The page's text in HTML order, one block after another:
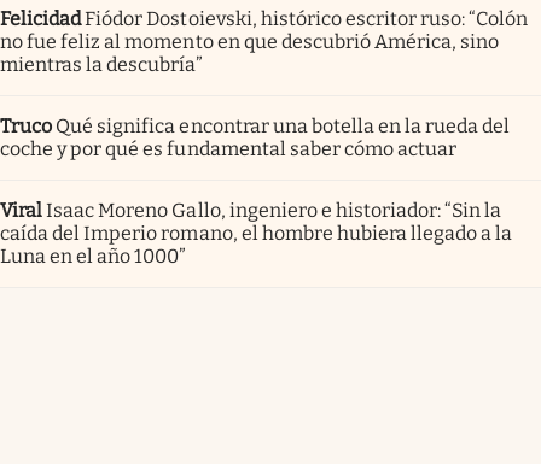
FelicidadFiódor Dostoievski, histórico escritor ruso: “Colón
no fue feliz al momento en que descubrió América, sino
mientras la descubría”
Truco Qué significa encontrar una botella en la rueda del
coche y por qué es fundamental saber cómo actuar
ViralIsaac Moreno Gallo, ingeniero e historiador: “Sin la
caída del Imperio romano, el hombre hubiera llegado a la
Luna en el año 1000”